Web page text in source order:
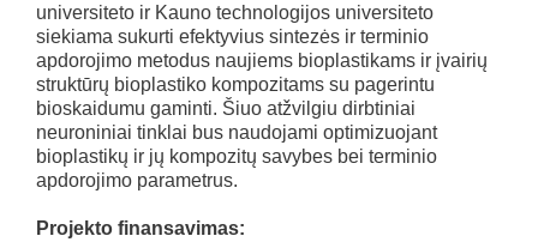
universiteto ir Kauno technologijos universiteto
siekiama sukurti efektyvius sintezės ir terminio
apdorojimo metodus naujiems bioplastikams ir įvairių
struktūrų bioplastiko kompozitams su pagerintu
bioskaidumu gaminti. Šiuo atžvilgiu dirbtiniai
neuroniniai tinklai bus naudojami optimizuojant
bioplastikų ir jų kompozitų savybes bei terminio
apdorojimo parametrus.
Projekto finansavimas: